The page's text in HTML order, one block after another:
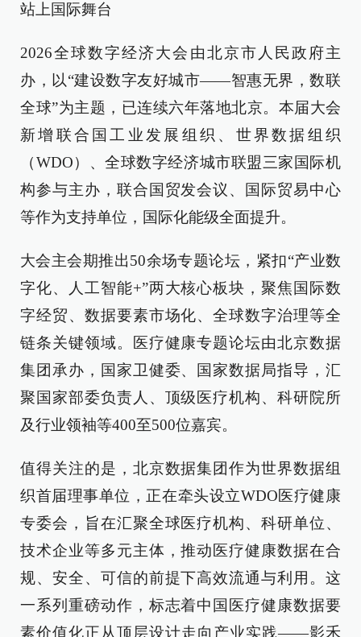
站上国际舞台
2026全球数字经济大会由北京市人民政府主
办，以“建设数字友好城市——智惠无界，数联
全球”为主题，已连续六年落地北京。本届大会
新增联合国工业发展组织、世界数据组织
（WDO）、全球数字经济城市联盟三家国际机
构参与主办，联合国贸发会议、国际贸易中心
等作为支持单位，国际化能级全面提升。
大会主会期推出50余场专题论坛，紧扣“产业数
字化、人工智能+”两大核心板块，聚焦国际数
字经贸、数据要素市场化、全球数字治理等全
链条关键领域。医疗健康专题论坛由北京数据
集团承办，国家卫健委、国家数据局指导，汇
聚国家部委负责人、顶级医疗机构、科研院所
及行业领袖等400至500位嘉宾。
值得关注的是，北京数据集团作为世界数据组
织首届理事单位，正在牵头设立WDO医疗健康
专委会，旨在汇聚全球医疗机构、科研单位、
技术企业等多元主体，推动医疗健康数据在合
规、安全、可信的前提下高效流通与利用。这
一系列重磅动作，标志着中国医疗健康数据要
素价值化正从顶层设计走向产业实践——影禾